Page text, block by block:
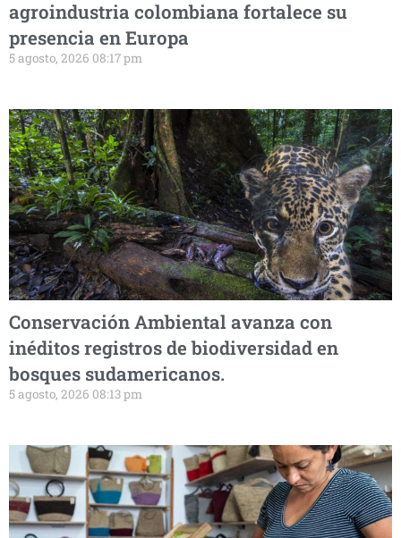
agroindustria colombiana fortalece su
presencia en Europa
5 agosto, 2026 08:17 pm
Conservación Ambiental avanza con
inéditos registros de biodiversidad en
bosques sudamericanos.
5 agosto, 2026 08:13 pm